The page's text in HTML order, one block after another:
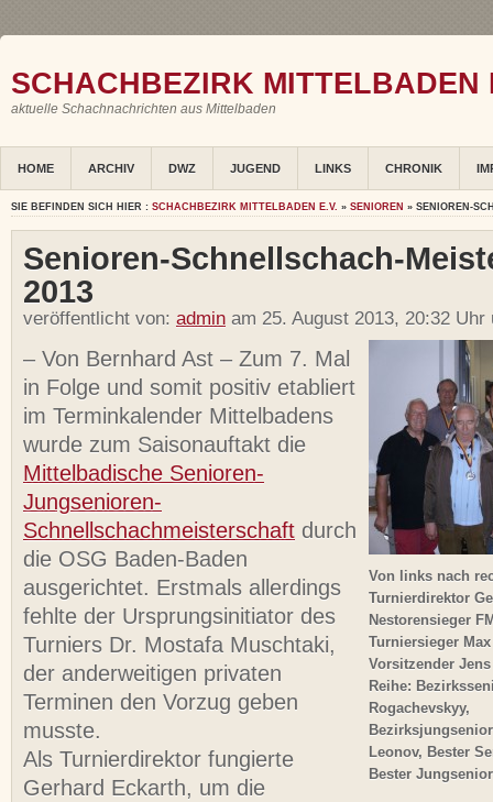
SCHACHBEZIRK MITTELBADEN
aktuelle Schachnachrichten aus Mittelbaden
HOME ARCHIV DWZ JUGEND LINKS CHRONIK
SIE BEFINDEN SICH HIER : SCHACHBEZIRK MITTELBADEN E.V. » SENIOREN » SENIOREN-
Senioren-Schnellschach-
2013
veröffentlicht von: admin am 25. August 2013, 20:32
Von links nach
Turnierdirektor
Nestorensieger
Turniersieger
Vorsitzender
Reihe:
Rogachevskyy,
Leonov, Bester
Bester
– Von Bernhard Ast – Zum 7. Mal
in Folge und somit positiv etabliert
im Terminkalender Mittelbadens
wurde zum Saisonauftakt die
Mittelbadische Senioren-
Jungsenioren-
Schnellschachmeisterschaft durch
die OSG Baden-Baden
ausgerichtet. Erstmals allerdings
fehlte der Ursprungsinitiator des
Turniers Dr. Mostafa Muschtaki,
der anderweitigen privaten
Terminen den Vorzug geben
musste.
Als Turnierdirektor fungierte
Gerhard Eckarth, um die